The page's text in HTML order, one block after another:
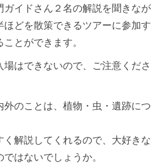
ガイドさん２名の解説を聞きなが
ほどを散策できるツアーに参加す
とができます。
はできないので、ご注意くださ
外のことは、植物・虫・遺跡につ
解説してくれるので、大好きな
はないでしょうか。